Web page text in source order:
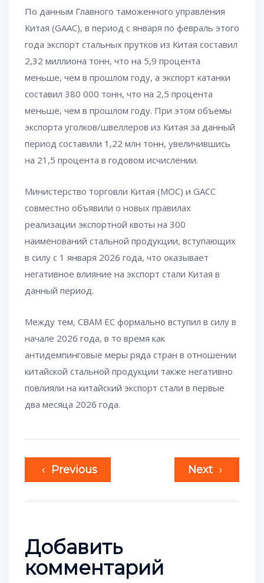
По данным Главного таможенного управления
Китая (GAAC), в период с января по февраль этого
года экспорт стальных прутков из Китая составил
2,32 миллиона тонн, что на 5,9 процента
меньше, чем в прошлом году, а экспорт катанки
составил 380 000 тонн, что на 2,5 процента
меньше, чем в прошлом году. При этом объемы
экспорта уголков/швеллеров из Китая за данный
период составили 1,22 млн тонн, увеличившись
на 21,5 процента в годовом исчислении.
Министерство торговли Китая (MOC) и GACC
совместно объявили о новых правилах
реализации экспортной квоты на 300
наименований стальной продукции, вступающих
в силу с 1 января 2026 года, что оказывает
негативное влияние на экспорт стали Китая в
данный период.
Между тем, CBAM ЕС формально вступил в силу в
начале 2026 года, в то время как
антидемпинговые меры ряда стран в отношении
китайской стальной продукции также негативно
повлияли на китайский экспорт стали в первые
два месяца 2026 года.
Previous Next
Добавить
комментарий